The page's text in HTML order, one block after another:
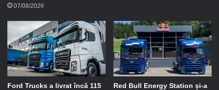
07/08/2026
Ford Trucks a livrat încă 115
Red Bull Energy Station și-a